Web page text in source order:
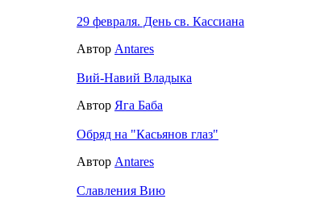
29 февраля. День св. Кассиана
Автор Antares
Вий-Навий Владыка
Автор Яга Баба
Обряд на "Касьянов глаз"
Автор Antares
Славления Вию